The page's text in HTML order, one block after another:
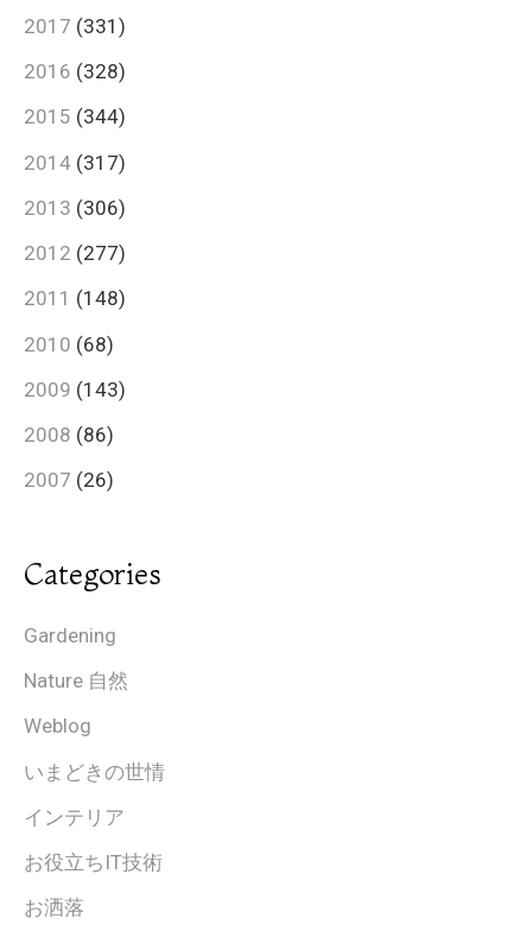
2017 (331)
2016 (328)
2015 (344)
2014 (317)
2013 (306)
2012 (277)
2011 (148)
2010 (68)
2009 (143)
2008 (86)
2007 (26)
Categories
Gardening
Nature 自然
Weblog
いまどきの世情
インテリア
お役立ちIT技術
お洒落